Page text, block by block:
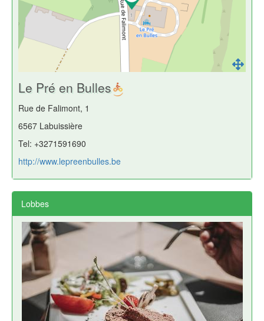
Le Pré en Bulles
Rue de Falimont, 1
6567 Labuissière
Tel: +3271591690
http://www.lepreenbulles.be
Lobbes